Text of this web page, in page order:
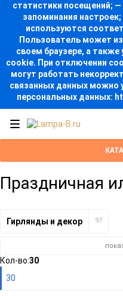
статистики посещений;
запоминания
используются
Пользователь может
своем браузере, а также
cookie. При отключении
могут работать
связанных данных можно
персональных данных:
Праздничная
Гирлянды и декор 97
Плитка
Компактно
Кол-во:30
30